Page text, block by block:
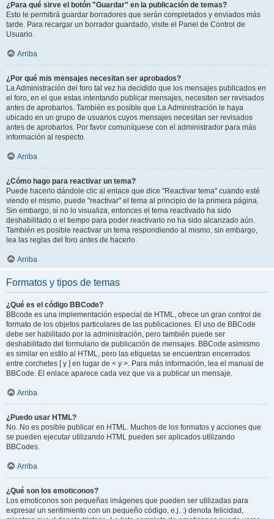
¿Para qué sirve el botón "Guardar" en la publicación de temas?
Esto le permitirá guardar borradores que serán completados y enviados más
tarde. Para recargar un borrador guardado, visite el Panel de Control de
Usuario.
Arriba
¿Por qué mis mensajes necesitan ser aprobados?
La Administración del foro tal vez ha decidido que los mensajes publicados en
el foro, en el que estas intentando publicar mensajes, necesiten ser revisados
antes de aprobarlos. También es posible que La Administración le haya
ubicado en un grupo de usuarios cuyos mensajes necesitan ser revisados
antes de aprobarlos. Por favor comuníquese con el administrador para más
información al respecto.
Arriba
¿Cómo hago para reactivar un tema?
Puede hacerlo dándole clic al enlace que dice "Reactivar tema" cuando esté
viendo el mismo, puede "reactivar" el tema al principio de la primera página.
Sin embargo, si no lo visualiza, entonces el tema reactivado ha sido
deshabilitado o el tiempo para poder reactivarlo no ha sido alcanzado aún.
También es posible reactivar un tema respondiendo al mismo, sin embargo,
lea las reglas del foro antes de hacerlo.
Arriba
Formatos y tipos de temas
¿Qué es el código BBCode?
BBcode es una implementación especial de HTML, ofrece un gran control de
formato de los objetos particulares de las publicaciones. El uso de BBCode
debe ser habilitado por la administración, pero también puede ser
deshabilitado del formulario de publicación de mensajes. BBCode asimismo
es similar en estilo al HTML, pero las etiquetas se encuentran encerrados
entre corchetes [ y ] en lugar de < y >. Para más información, lea el manual de
BBCode. El enlace aparece cada vez que va a publicar un mensaje.
Arriba
¿Puedo usar HTML?
No. No es posible publicar en HTML. Muchos de los formatos y acciones que
se pueden ejecutar utilizando HTML pueden ser aplicados utilizando
BBCodes.
Arriba
¿Qué son los emoticonos?
Los emoticonos son pequeñas imágenes que pueden ser utilizadas para
expresar un sentimiento con un pequeño código, e.j. :) denota felicidad,